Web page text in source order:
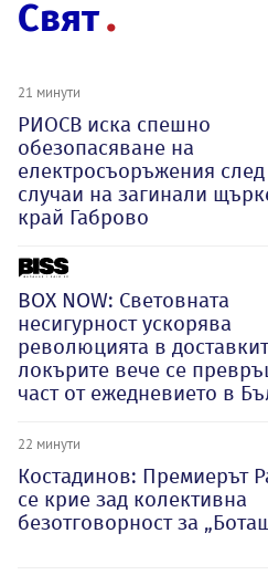
Свят
21 минути
РИОСВ иска спешно
обезопасяване на
електросъоръжения след
случаи на загинали
край Габрово
BOX NOW: Световната
несигурност ускорява
революцията в
локърите вече се
част от ежедневието в
22 минути
Костадинов: Премиерът
се крие зад колективна
безотговорност за